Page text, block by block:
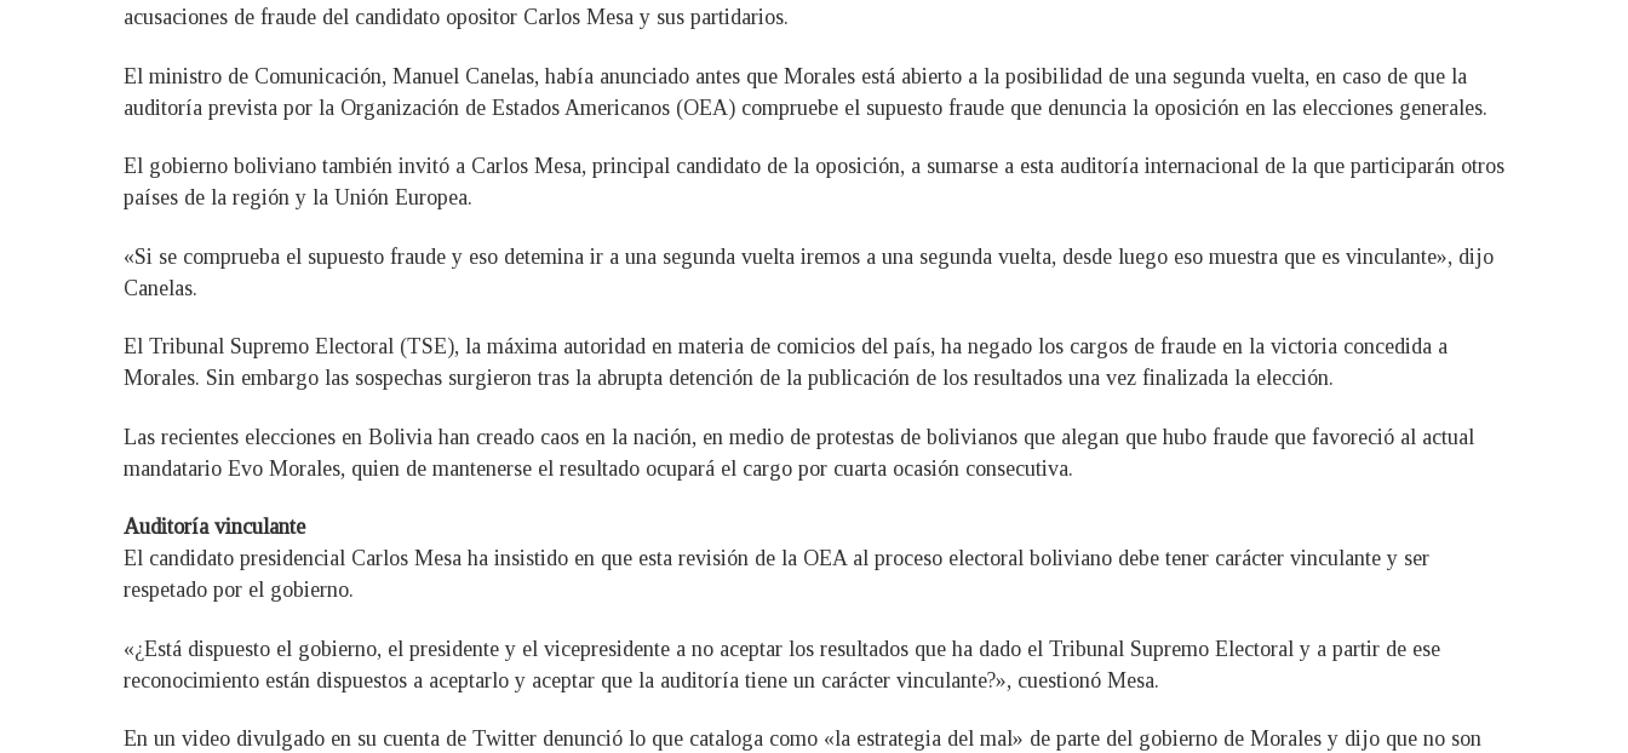
acusaciones de fraude del candidato opositor Carlos Mesa y sus partidarios.
El ministro de Comunicación, Manuel Canelas, había anunciado antes que Morales está abierto a la posibilidad de una segunda vuelta, en caso de que la
auditoría prevista por la Organización de Estados Americanos (OEA) compruebe el supuesto fraude que denuncia la oposición en las elecciones generales.
El gobierno boliviano también invitó a Carlos Mesa, principal candidato de la oposición, a sumarse a esta auditoría internacional de la que participarán otros
países de la región y la Unión Europea.
«Si se comprueba el supuesto fraude y eso detemina ir a una segunda vuelta iremos a una segunda vuelta, desde luego eso muestra que es vinculante», dijo
Canelas.
El Tribunal Supremo Electoral (TSE), la máxima autoridad en materia de comicios del país, ha negado los cargos de fraude en la victoria concedida a
Morales. Sin embargo las sospechas surgieron tras la abrupta detención de la publicación de los resultados una vez finalizada la elección.
Las recientes elecciones en Bolivia han creado caos en la nación, en medio de protestas de bolivianos que alegan que hubo fraude que favoreció al actual
mandatario Evo Morales, quien de mantenerse el resultado ocupará el cargo por cuarta ocasión consecutiva.
Auditoría vinculante
El candidato presidencial Carlos Mesa ha insistido en que esta revisión de la OEA al proceso electoral boliviano debe tener carácter vinculante y ser
respetado por el gobierno.
«¿Está dispuesto el gobierno, el presidente y el vicepresidente a no aceptar los resultados que ha dado el Tribunal Supremo Electoral y a partir de ese
reconocimiento están dispuestos a aceptarlo y aceptar que la auditoría tiene un carácter vinculante?», cuestionó Mesa.
En un video divulgado en su cuenta de Twitter denunció lo que cataloga como «la estrategia del mal» de parte del gobierno de Morales y dijo que no son